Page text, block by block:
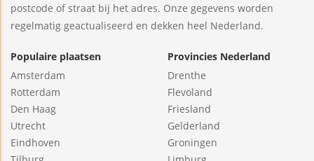
postcode of straat bij het adres. Onze gegevens worden
regelmatig geactualiseerd en dekken heel Nederland.
Populaire plaatsen
Amsterdam
Rotterdam
Den Haag
Utrecht
Eindhoven
Provincies Nederland
Drenthe
Flevoland
Friesland
Gelderland
Groningen